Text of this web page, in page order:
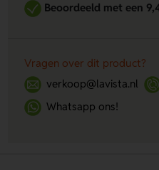
Beoordeeld met een
Vragen over dit product?
verkoop@lavista.nl
Whatsapp ons!